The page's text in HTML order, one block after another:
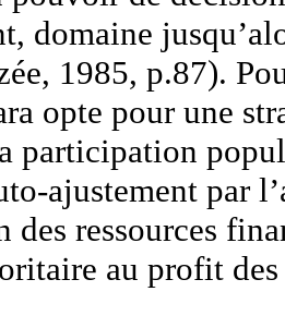
domaine
1985, p.87).
opte pour une
participation
ajustement par
ressources
au profit